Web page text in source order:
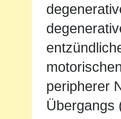
peripherer
Übergangs